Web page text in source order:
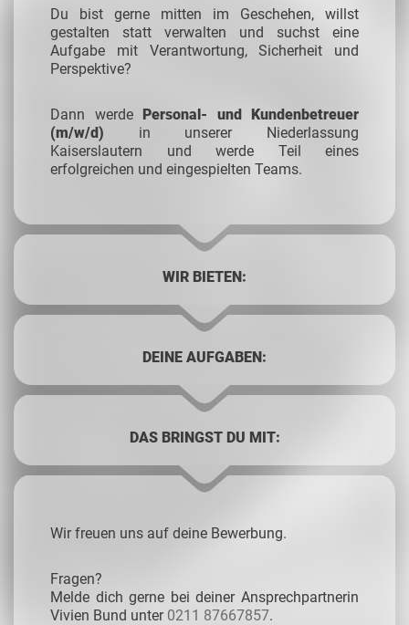
Du bist gerne mitten im Geschehen, willst
gestalten statt verwalten und suchst eine
Aufgabe mit Verantwortung, Sicherheit und
Perspektive?
Dann werde Personal- und Kundenbetreuer
(m/w/d) in unserer Niederlassung
Kaiserslautern und werde Teil eines
erfolgreichen und eingespielten Teams.
WIR BIETEN:
DEINE AUFGABEN:
DAS BRINGST DU MIT:
Wir freuen uns auf deine Bewerbung.
Fragen?
Melde dich gerne bei deiner Ansprechpartnerin
Vivien Bund unter 0211 87667857.